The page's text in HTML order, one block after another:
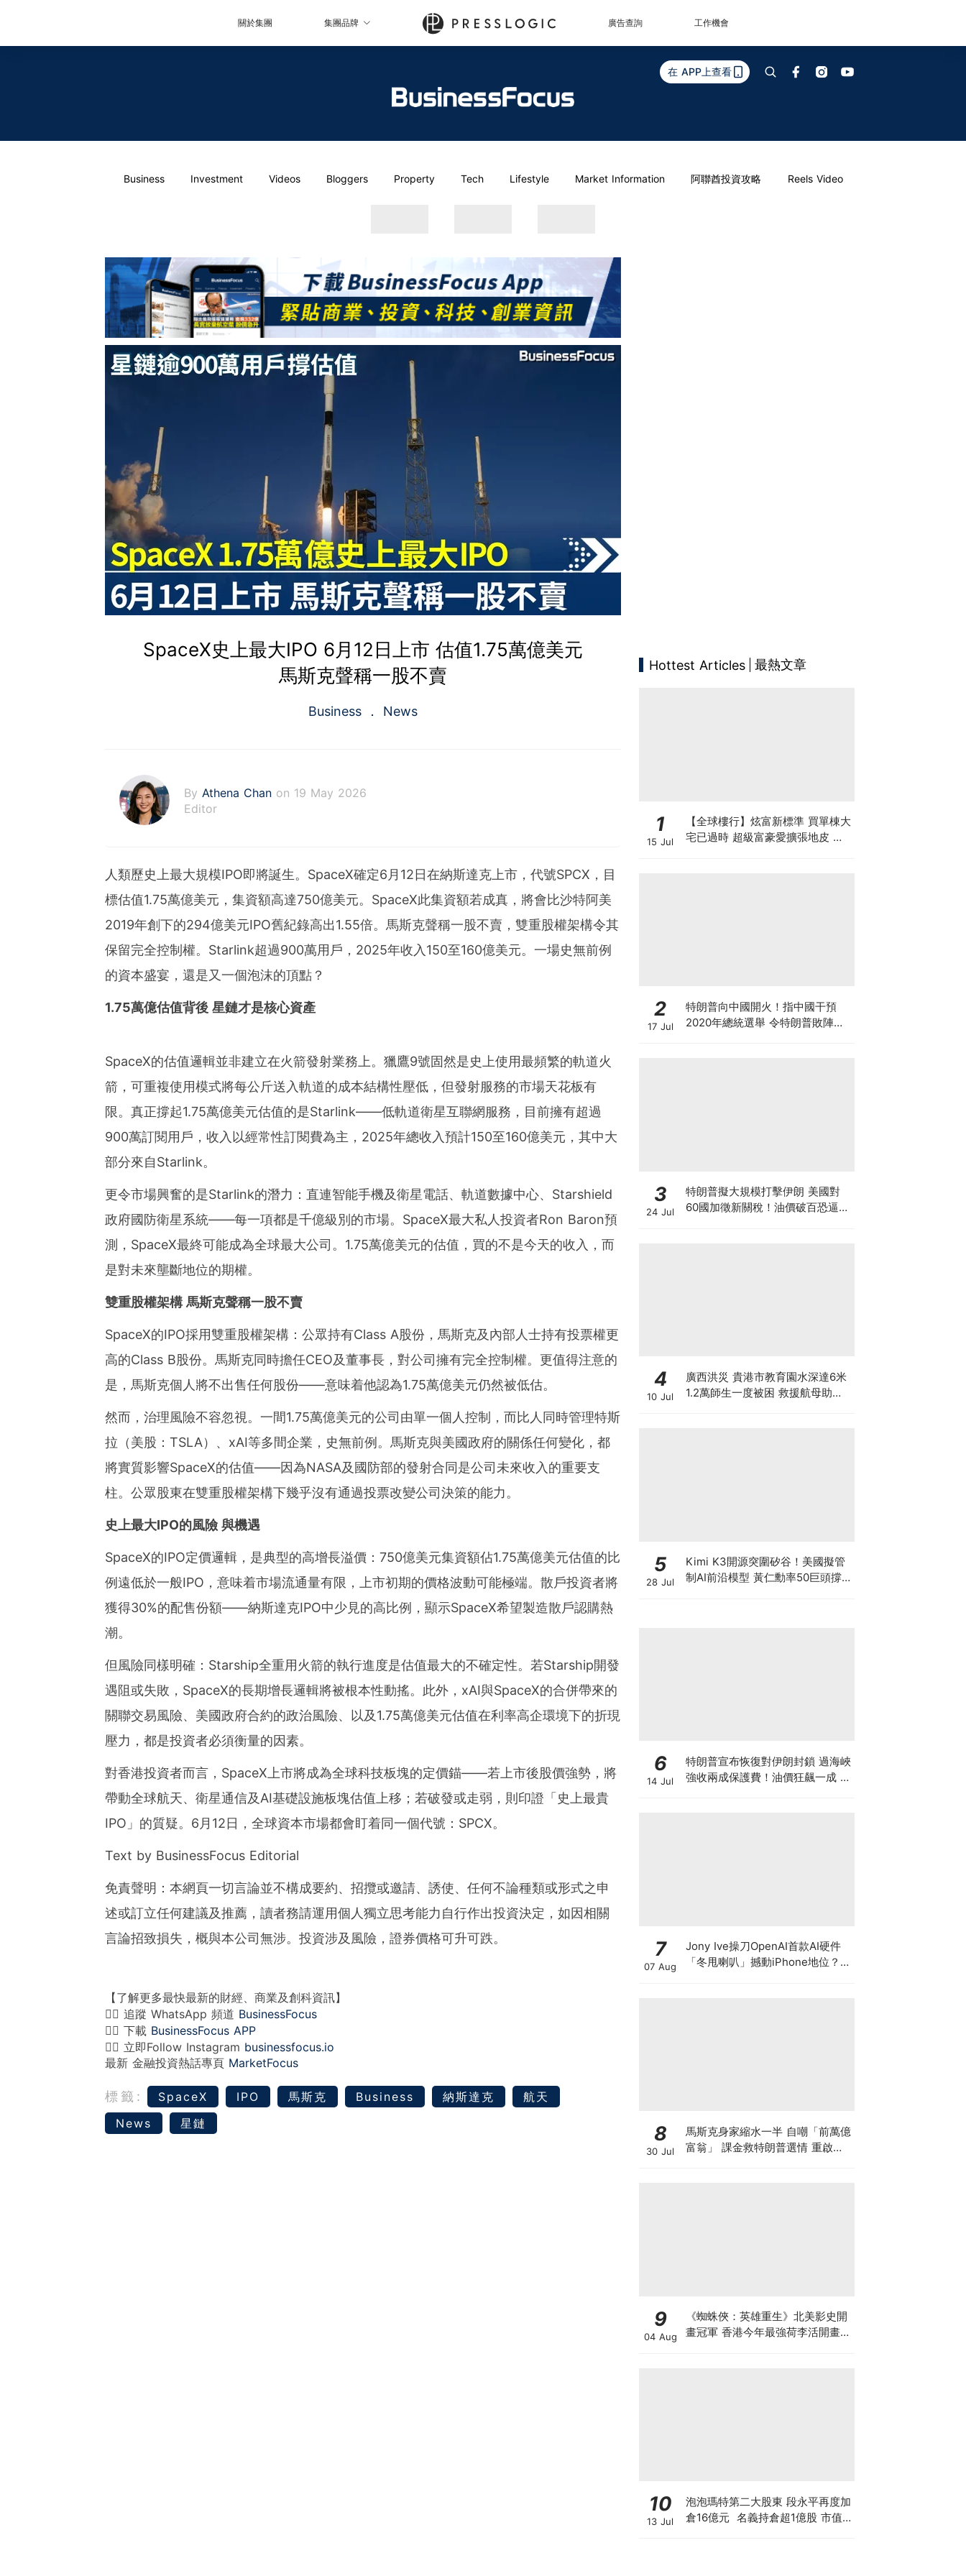
關於集團 集團品牌 廣告查詢 工作機會
在 APP上查看
Business Investment Videos Bloggers Property Tech Lifestyle Market Information 阿聯酋投資攻略 Reels Video
SpaceX史上最大IPO 6月12日上市 估值1.75萬億美元
馬斯克聲稱一股不賣
Business News
By Athena Chan on 19 May 2026
Editor
人類歷史上最大規模IPO即將誕生。SpaceX確定6月12日在納斯達克上市，代號SPCX，目
標估值1.75萬億美元，集資額高達750億美元。SpaceX此集資額若成真，將會比沙特阿美
2019年創下的294億美元IPO舊紀錄高出1.55倍。馬斯克聲稱一股不賣，雙重股權架構令其
保留完全控制權。Starlink超過900萬用戶，2025年收入150至160億美元。一場史無前例
的資本盛宴，還是又一個泡沫的頂點？
1.75萬億估值背後 星鏈才是核心資產
SpaceX的估值邏輯並非建立在火箭發射業務上。獵鷹9號固然是史上使用最頻繁的軌道火
箭，可重複使用模式將每公斤送入軌道的成本結構性壓低，但發射服務的市場天花板有
限。真正撐起1.75萬億美元估值的是Starlink——低軌道衛星互聯網服務，目前擁有超過
900萬訂閱用戶，收入以經常性訂閱費為主，2025年總收入預計150至160億美元，其中大
部分來自Starlink。
更令市場興奮的是Starlink的潛力：直連智能手機及衛星電話、軌道數據中心、Starshield
政府國防衛星系統——每一項都是千億級別的市場。SpaceX最大私人投資者Ron Baron預
測，SpaceX最終可能成為全球最大公司。1.75萬億美元的估值，買的不是今天的收入，而
是對未來壟斷地位的期權。
雙重股權架構 馬斯克聲稱一股不賣
SpaceX的IPO採用雙重股權架構：公眾持有Class A股份，馬斯克及內部人士持有投票權更
高的Class B股份。馬斯克同時擔任CEO及董事長，對公司擁有完全控制權。更值得注意的
是，馬斯克個人將不出售任何股份——意味着他認為1.75萬億美元仍然被低估。
然而，治理風險不容忽視。一間1.75萬億美元的公司由單一個人控制，而比人同時管理特斯
拉（美股：TSLA）、xAI等多間企業，史無前例。馬斯克與美國政府的關係任何變化，都
將實質影響SpaceX的估值——因為NASA及國防部的發射合同是公司未來收入的重要支
柱。公眾股東在雙重股權架構下幾乎沒有通過投票改變公司決策的能力。
史上最大IPO的風險 與機遇
SpaceX的IPO定價邏輯，是典型的高增長溢價：750億美元集資額佔1.75萬億美元估值的比
例遠低於一般IPO，意味着市場流通量有限，上市初期的價格波動可能極端。散戶投資者將
獲得30%的配售份額——納斯達克IPO中少見的高比例，顯示SpaceX希望製造散戶認購熱
潮。
但風險同樣明確：Starship全重用火箭的執行進度是估值最大的不確定性。若Starship開發
遇阻或失敗，SpaceX的長期增長邏輯將被根本性動搖。此外，xAI與SpaceX的合併帶來的
關聯交易風險、美國政府合約的政治風險、以及1.75萬億美元估值在利率高企環境下的折現
壓力，都是投資者必須衡量的因素。
對香港投資者而言，SpaceX上市將成為全球科技板塊的定價錨——若上市後股價強勢，將
帶動全球航天、衛星通信及AI基礎設施板塊估值上移；若破發或走弱，則印證「史上最貴
IPO」的質疑。6月12日，全球資本市場都會盯着同一個代號：SPCX。
Text by BusinessFocus Editorial
免責聲明：本網頁一切言論並不構成要約、招攬或邀請、誘使、任何不論種類或形式之申
述或訂立任何建議及推薦，讀者務請運用個人獨立思考能力自行作出投資決定，如因相關
言論招致損失，概與本公司無涉。投資涉及風險，證券價格可升可跌。
【了解更多最快最新的財經、商業及創科資訊】
👉🏻 追蹤 WhatsApp 頻道 BusinessFocus
👉🏻 下載 BusinessFocus APP
👉🏻 立即Follow Instagram businessfocus.io
最新 金融投資熱話專頁 MarketFocus
標籤: SpaceX IPO 馬斯克 Business 納斯達克
航天
News
星鏈
Hottest Articles 最熱文章
1
15 Jul
【全球樓行】炫富新標準 買單棟大
宅已過時 超級富豪愛擴張地皮 建
2
17 Jul
特朗普向中國開火！指中國干預
2020年總統選舉 令特朗普敗陣無
3
24 Jul
特朗普擬大規模打擊伊朗 美國對
60國加徵新關稅！油價破百恐逼聯
4
10 Jul
廣西洪災 貴港市教育園水深達6米
1.2萬師生一度被困 救援航母助逃
5
28 Jul
Kimi K3開源突圍矽谷！美國擬管
制AI前沿模型 黃仁勳率50巨頭撐
6
14 Jul
特朗普宣布恢復對伊朗封鎖 過海峽
強收兩成保護費！油價狂飆一成 金
7
07 Aug
Jony Ive操刀OpenAI首款AI硬件
「冬甩喇叭」撼動iPhone地位？蘋
8
30 Jul
馬斯克身家縮水一半 自嘲「前萬億
富翁」 課金救特朗普選情 重啟超
9
04 Aug
《蜘蛛俠：英雄重生》北美影史開
畫冠軍 香港今年最強荷李活開畫
10
13 Jul
泡泡瑪特第二大股東 段永平再度加
倉16億元 名義持倉超1億股 市值